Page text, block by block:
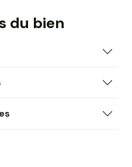
du bien